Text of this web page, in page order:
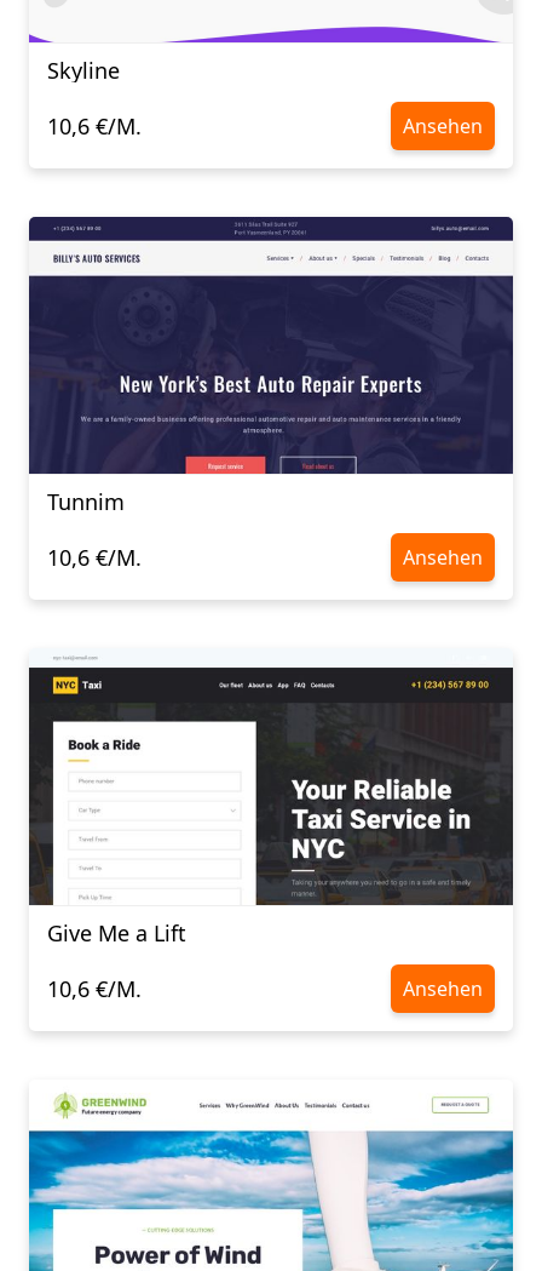
Skyline
10,6 €/M.
Ansehen
Tunnim
10,6 €/M.
Ansehen
Give Me a Lift
10,6 €/M.
Ansehen